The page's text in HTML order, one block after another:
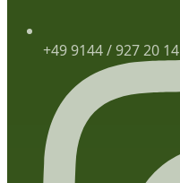
+49 9144 / 927 20 14